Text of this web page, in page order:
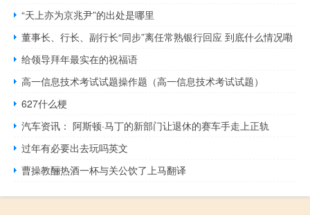
“天上亦为京兆尹”的出处是哪里
董事长、行长、副行长“同步”离任常熟银行回应 到底什么情况嘞
给领导拜年最实在的祝福语
高一信息技术考试试题操作题（高一信息技术考试试题）
627什么梗
汽车资讯： 阿斯顿·马丁的新部门让退休的赛车手走上正轨
过年有必要出去玩吗英文
曹操教酾热酒一杯与关公饮了上马翻译